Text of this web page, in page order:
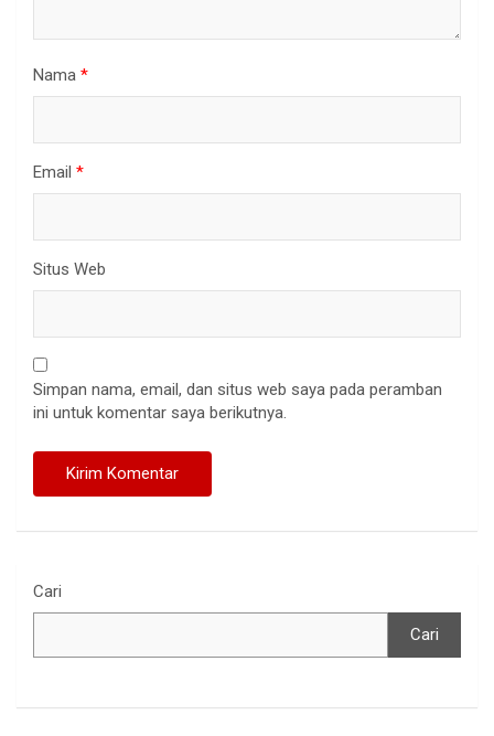
Nama *
Email *
Situs Web
Simpan nama, email, dan situs web saya pada peramban
ini untuk komentar saya berikutnya.
Cari
Cari